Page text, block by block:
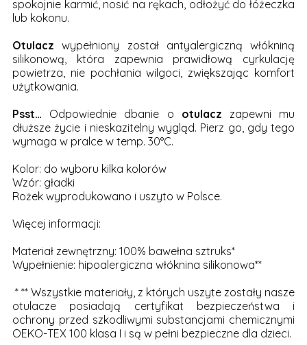
spokojnie karmić, nosić na rękach, odłożyć do łóżeczka
lub kokonu.
Otulacz wypełniony został antyalergiczną włókniną
silikonową, która zapewnia prawidłową cyrkulację
powietrza, nie pochłania wilgoci, zwiększając komfort
użytkowania.
Psst… Odpowiednie dbanie o otulacz zapewni mu
dłuższe życie i nieskazitelny wygląd. Pierz go, gdy tego
wymaga w pralce w temp. 30°C.
Kolor: do wyboru kilka kolorów
Wzór: gładki
Rożek wyprodukowano i uszyto w Polsce.
Więcej informacji:
Materiał zewnętrzny: 100% bawełna sztruks*
Wypełnienie: hipoalergiczna włóknina silikonowa**
* ** Wszystkie materiały, z których uszyte zostały nasze
otulacze posiadają certyfikat bezpieczeństwa i
ochrony przed szkodliwymi substancjami chemicznymi
OEKO-TEX 100 klasa I i są w pełni bezpieczne dla dzieci.